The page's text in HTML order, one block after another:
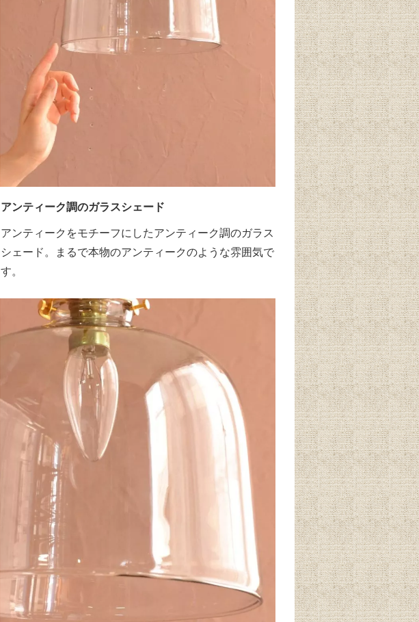
アンティーク調のガラスシェード
アンティークをモチーフにしたアンティーク調のガラス
シェード。まるで本物のアンティークのような雰囲気で
す。